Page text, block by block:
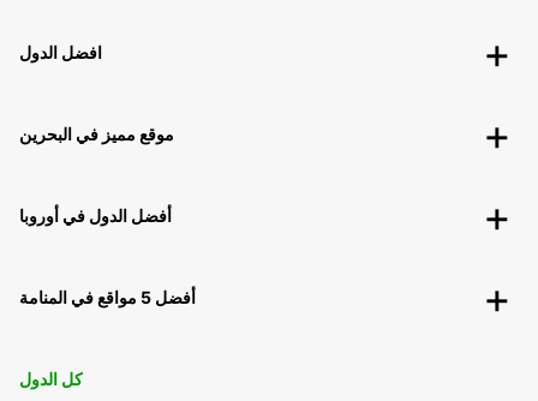
افضل الدول
موقع مميز في البحرين
أفضل الدول في أوروبا
أفضل 5 مواقع في المنامة
كل الدول